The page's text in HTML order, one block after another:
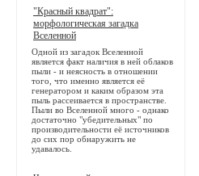
"Красный квадрат":
морфологическая загадка
Вселенной
Одной из загадок Вселенной
является факт наличия в ней облаков
пыли - и неясность в отношении
того, что именно является её
генератором и каким образом эта
пыль рассеивается в пространстве.
Пыли во Вселенной много - однако
достаточно "убедительных" по
производительности её источников
до сих пор обнаружить не
удавалось.